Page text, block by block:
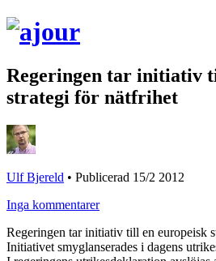
Regeringen tar initiativ
strategi för nätfrihet
Ulf Bjereld • Publicerad 15/2 2012
Inga kommentarer
Regeringen tar initiativ till en europeisk
Initiativet smyglanserades i dagens